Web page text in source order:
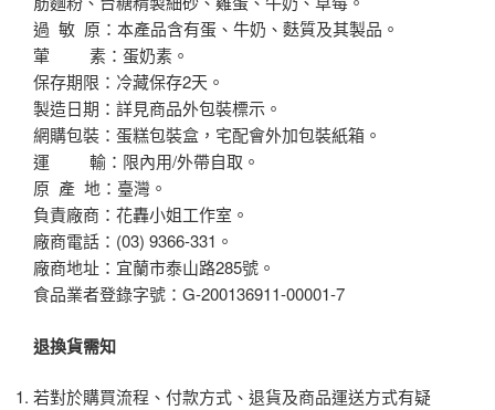
過 敏 原：本產品含有蛋、牛奶、麩質及其製品。
葷 素：蛋奶素。
保存期限：冷藏保存2天。
製造日期：詳見商品外包裝標示。
網購包裝：蛋糕包裝盒，宅配會外加包裝紙箱。
運 輸：限內用/外帶自取。
原 產 地：臺灣。
負責廠商：花轟小姐工作室。
廠商電話：(03) 9366-331。
廠商地址：宜蘭市泰山路285號。
食品業者登錄字號：G-200136911-00001-7
退換貨需知
若對於購買流程、付款方式、退貨及商品運送方式有疑